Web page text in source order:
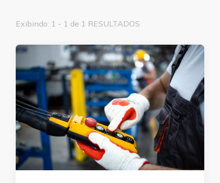
Exibindo: 1 - 1 de 1 RESULTADOS